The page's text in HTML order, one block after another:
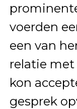
voerden
een van
relatie
kon
gesprek